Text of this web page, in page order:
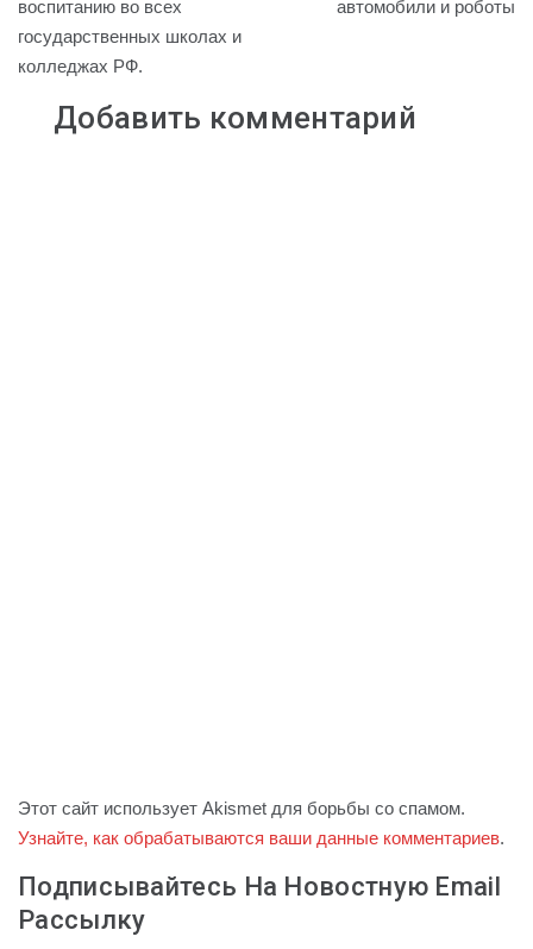
n
k
a
s
s
i
u
m
записям
воспитанию во всех
государственных школах и
колледжах РФ.
автомобили и роботы
Добавить комментарий
Этот сайт использует Akismet для борьбы со спамом.
Узнайте, как обрабатываются ваши данные комментариев.
Подписывайтесь На Новостную Email
Рассылку